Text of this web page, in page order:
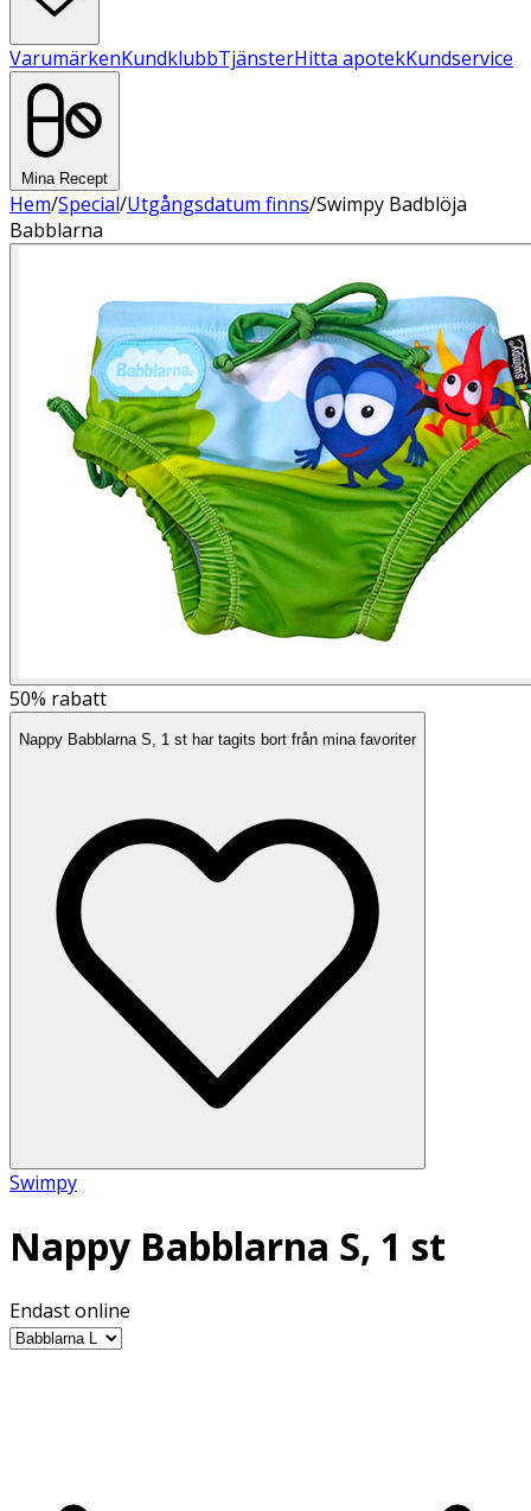
VarumärkenKundklubbTjänsterHitta apotekKundservice
Mina Recept
Hem/Special/Utgångsdatum finns/Swimpy Badblöja
Babblarna
50% rabatt
Nappy Babblarna S, 1 st har tagits bort från mina favoriter
Swimpy
Nappy Babblarna S, 1 st
Endast online